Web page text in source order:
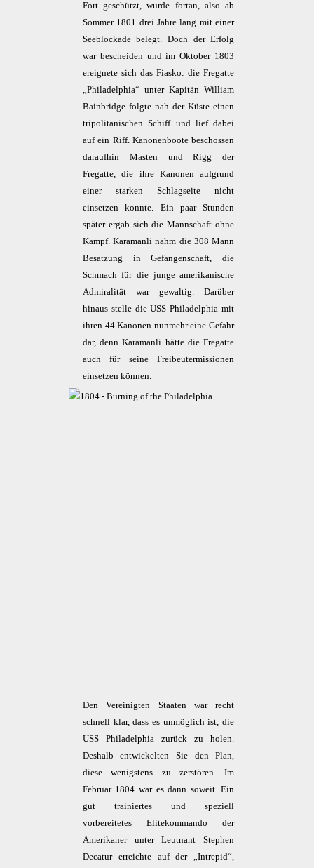
Fort geschützt, wurde fortan, also ab
Sommer 1801 drei Jahre lang mit einer
Seeblockade belegt. Doch der Erfolg
war bescheiden und im Oktober 1803
ereignete sich das Fiasko: die Fregatte
„Philadelphia“ unter Kapitän William
Bainbridge folgte nah der Küste einen
tripolitanischen Schiff und lief dabei
auf ein Riff. Kanonenboote beschossen
daraufhin Masten und Rigg der
Fregatte, die ihre Kanonen aufgrund
einer starken Schlagseite nicht
einsetzen konnte. Ein paar Stunden
später ergab sich die Mannschaft ohne
Kampf. Karamanli nahm die 308 Mann
Besatzung in Gefangenschaft, die
Schmach für die junge amerikanische
Admiralität war gewaltig. Darüber
hinaus stelle die USS Philadelphia mit
ihren 44 Kanonen nunmehr eine Gefahr
dar, denn Karamanli hätte die Fregatte
auch für seine Freibeutermissionen
einsetzen können.
Den Vereinigten Staaten war recht
schnell klar, dass es unmöglich ist, die
USS Philadelphia zurück zu holen.
Deshalb entwickelten Sie den Plan,
diese wenigstens zu zerstören. Im
Februar 1804 war es dann soweit. Ein
gut trainiertes und speziell
vorbereitetes Elitekommando der
Amerikaner unter Leutnant Stephen
Decatur erreichte auf der „Intrepid“,